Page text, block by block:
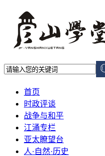
首页
时政评谈
战争与和平
江涌专栏
亚太瞭望台
人·自然·历史